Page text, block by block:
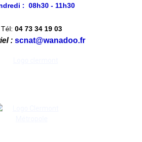
: 08h30 - 11h30
Tél: 04 73 34 19 03
: scnat@wanadoo.fr